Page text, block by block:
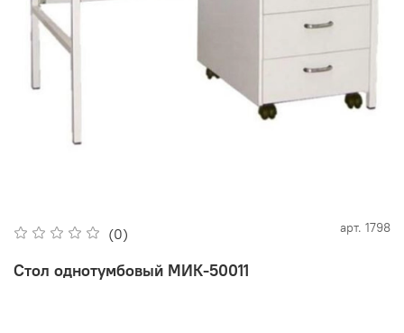
(0) арт. 1798
Стол однотумбовый МИК-50011